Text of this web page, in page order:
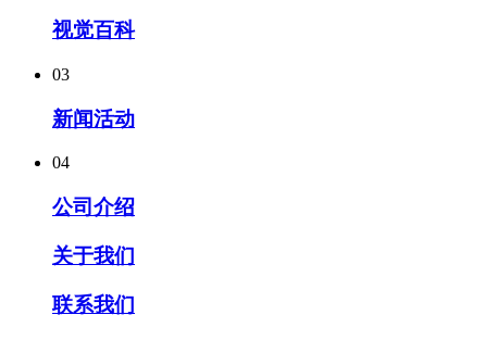
视觉百科
03
新闻活动
04
公司介绍
关于我们
联系我们